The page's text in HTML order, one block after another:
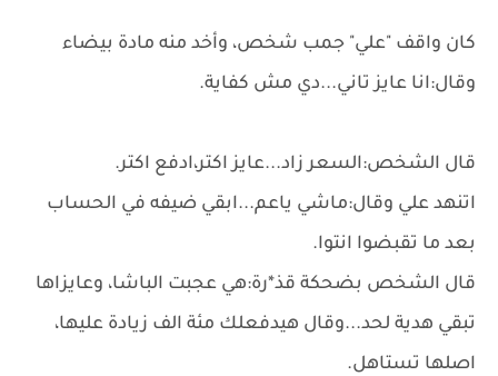
كان واقف "علي" جمب شخص، وأخد منه مادة بيضاء
وقال:انا عايز تاني...دي مش كفاية.
قال الشخص:السعر زاد...عايز اكتر،ادفع اكتر.
اتنهد علي وقال:ماشي ياعم...ابقي ضيفه في الحساب
بعد ما تقبضوا انتوا.
قال الشخص بضحكة قذ*رة:هي عجبت الباشا، وعايزاها
تبقي هدية لحد...وقال هيدفعلك مئة الف زيادة عليها،
اصلها تستاهل.